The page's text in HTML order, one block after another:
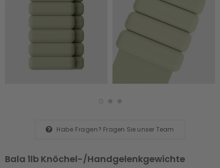
Habe Fragen? Fragen Sie unser Team
Bala 1lb Knöchel-/Handgelenkgewichte